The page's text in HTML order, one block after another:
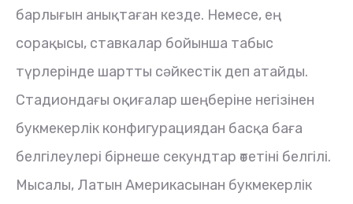
барлығын анықтаған кезде. Немесе, ең
сорақысы, ставкалар бойынша табыс
түрлерінде шартты сәйкестік деп атайды.
Стадиондағы оқиғалар шеңберіне негізінен
букмекерлік конфигурациядан басқа баға
белгілеулері бірнеше секундтар өтетіні белгілі.
Мысалы, Латын Америкасынан букмекерлік